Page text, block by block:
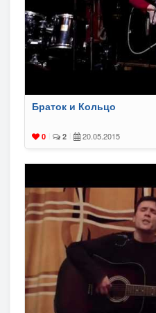
Браток и Кольцо
0 2 20.05.2015